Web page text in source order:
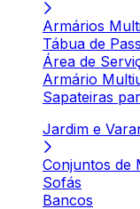
Armários
Tábua de
Área de
Armário
Sapateiras
Jardim e
Conjuntos de
Sofás
Bancos